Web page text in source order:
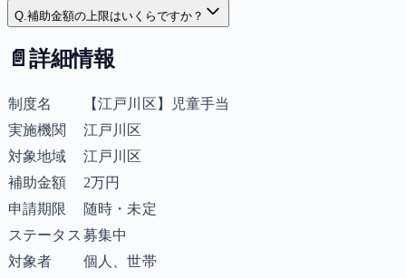
Q.補助金額の上限はいくらですか？
📄 詳細情報
制度名
【江戸川区】児童手当
実施機関
江戸川区
対象地域
江戸川区
補助金額
2万円
申請期限
随時・未定
ステータス 募集中
対象者
個人、世帯